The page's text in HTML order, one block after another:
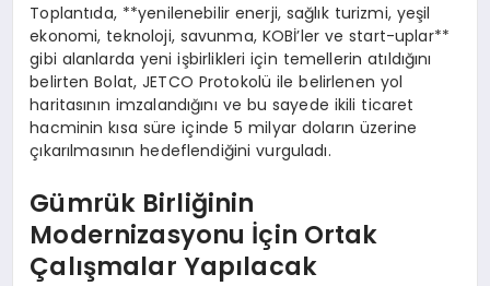
Toplantıda, **yenilenebilir enerji, sağlık turizmi, yeşil
ekonomi, teknoloji, savunma, KOBİ’ler ve start-uplar**
gibi alanlarda yeni işbirlikleri için temellerin atıldığını
belirten Bolat, JETCO Protokolü ile belirlenen yol
haritasının imzalandığını ve bu sayede ikili ticaret
hacminin kısa süre içinde 5 milyar doların üzerine
çıkarılmasının hedeflendiğini vurguladı.
Gümrük Birliğinin
Modernizasyonu İçin Ortak
Çalışmalar Yapılacak